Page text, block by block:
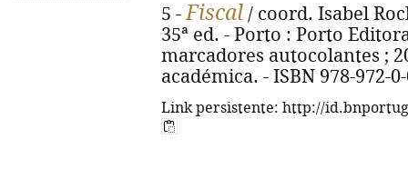
5 -Fiscal / coord. Isabel
35ª ed. - Porto : Porto
marcadores autocolantes ;
académica. - ISBN 978-972-
Link persistente: http://